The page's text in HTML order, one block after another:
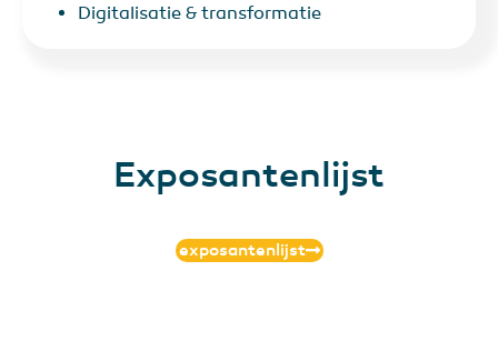
Digitalisatie & transformatie
Exposantenlijst
exposantenlijst